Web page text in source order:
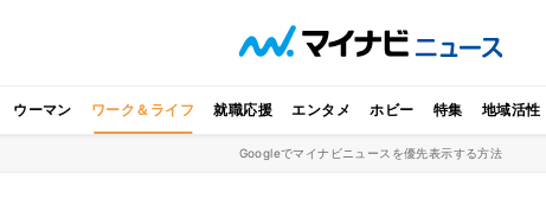
ウーマン ワーク＆ライフ 就職応援 エンタメ ホビー 特集 地域活性
Googleでマイナビニュースを優先表示する方法